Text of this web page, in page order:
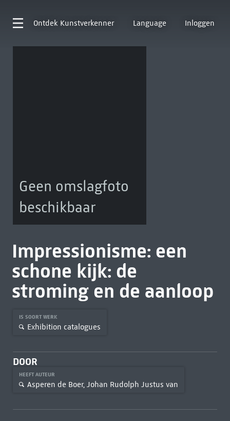
Ontdek Kunstverkenner Language Inloggen
Geen omslagfoto
beschikbaar
Impressionisme: een
schone kijk: de
stroming en de aanloop
IS SOORT WERK
Exhibition catalogues
DOOR
HEEFT AUTEUR
Asperen de Boer, Johan Rudolph Justus van